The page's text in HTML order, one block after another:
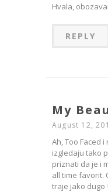
Hvala,
REPLY
My
August 12,
Ah, Too Faced
izgledaju tako
priznati da je i
all time favorit.
traje jako dugo